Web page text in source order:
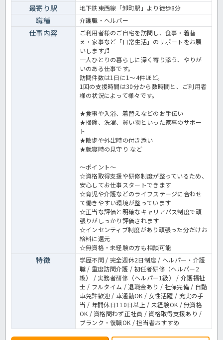
最寄り駅 地下鉄東西線「卸町駅」より徒歩8分
職種 介護職・ヘルパー
仕事内容
ご利⽤者様のご⾃宅を訪問し、⾷事・着替
え・家事など「⽇常⽣活」のサポートをお願
いします♬
⼀⼈ひとりの暮らしに深く寄り添う、やりが
いのある仕事です。
訪問件数は1⽇に1～4件ほど。
1回の⽀援時間は30分から数時間と、ご利⽤者
様の状況によって様々です。
★⾷事や⼊浴、着替えなどのお⼿伝い
★掃除、洗濯、買い物といった家事のサポー
ト
★散歩や外出時の付き添い
★就寝時の⾒守り など
～ポイント～
☆資格取得支援や研修制度が整っているため、
安心してお仕事スタートできます
☆育児や介護などのライフステージに合わせ
て働きやすい環境が整っています
☆正当な評価と明確なキャリアパス制度で頑
張りがしっかり評価されます
☆インセンティブ制度があり頑張った分だけお
給料に還元
☆無資格・未経験の方も相談可能
特徴
学歴不問 / 完全週休2日制度 / ヘルパー・介護
職 / 重度訪問介護 / 初任者研修（ヘルパー2
級） / 実務者研修（ヘルパー1級） / 介護福祉
士 / フルタイム / 退職金あり / 社保完備 / 自動
車免許歓迎 / 車通勤OK / 女性活躍 / 充実の手
当 / 年間休日110日以上 / 未経験OK / 無資格
OK / 資格問わず正社員 / 資格取得支援あり /
ブランク・復職OK / 担当者おすすめ